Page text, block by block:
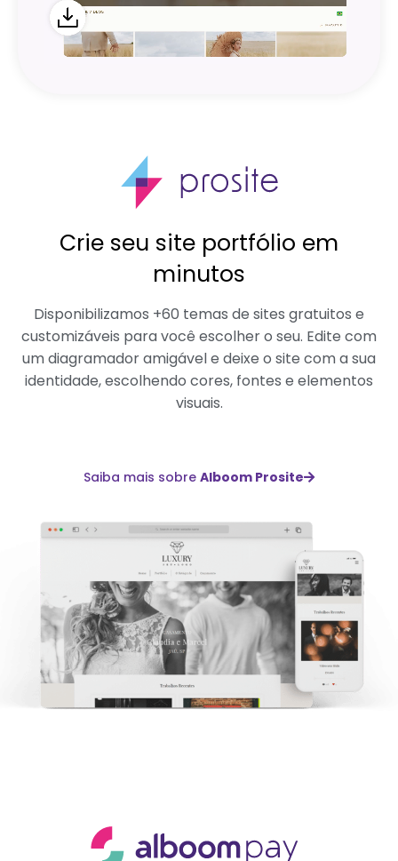
Crie seu site portfólio em
minutos
Disponibilizamos +60 temas de sites gratuitos e
customizáveis para você escolher o seu. Edite com
um diagramador amigável e deixe o site com a sua
identidade, escolhendo cores, fontes e elementos
visuais.
Saiba mais sobre Alboom Prosite